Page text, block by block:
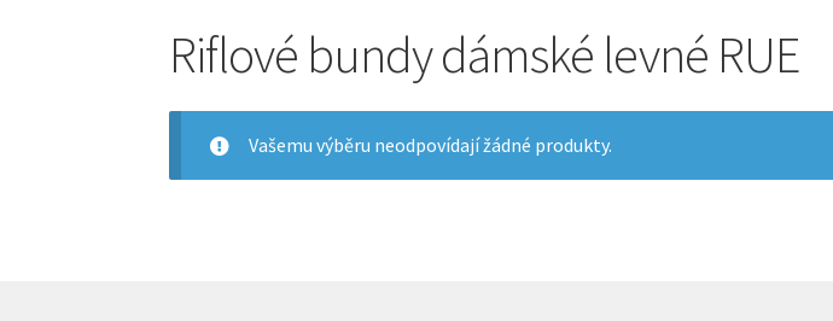
Riflové bundy dámské levné RUE
Vašemu výběru neodpovídají žádné produkty.